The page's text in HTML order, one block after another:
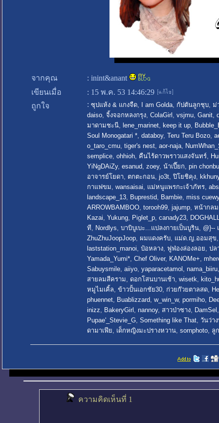
จากคุณ : inint&anant
เขียนเมื่อ
: 15 พ.ค. 53 14:46:29
ถูกใจ
: ซุปแห้ง & แกงจืด, I am Golda, กัปตันลูกชุบ, ม่
daiso, จิ้งจอกหลงกรุง, ColaGirl , vsjmu, Ganit,
มาดามชะนี, lene_marinet, keep it up,
Soul Monogatari *, databoy, Teru Teru Bozo,
o_taro_cmu, tiger's nest, aor-naja,
semplice, ohhioh, คืนไร้ดาวพราวแสงจันทร์,
YiNgDAiZy, esanud, zoey, น้าเปี๊ยก, pin
อาจารย์โยดา, ตกตะกอน, jo3t, ปิโยชิคุง,
กาแฟขม, wansaisai, แม่หนูแพรกะเจ้าภัทร,
landscape_13, Buprestid, Bambie, miss cuewy
ARROWBAMBOO, torooh99, jajump, หน้ากล
Kazai, Yukung, Piglet_p, canady23,
ที, Nordlys, บาบิบูเบะ...แปลงกายเป็นบูริน, @}--
ZhuZhuJoopJoop, ผมแดงครับ, แม่ด.ญ.ออมสุข
laststation_manoi, ป๋อหลาง, ฟูฟ่องล่องลอย, ปล
Yamada_Yumi*, Chef Oliver, KANOMe+,
Sabuysmile, aiiyo, yaparacetamol , nama_biiru
สายลมสีคราม, ดอกโสนบานเช้า, wisetk,
หมูไมเคิ้ล, ข้าวปั้นเอกชัย30, ก่วยก๊วยตาลสด,
phuennet, Buablizzard, w_win_w, pormiho,
inizz, BakeryGirl , nannoy, สาวป่าซาง, DamSel
Pupae'_Stevie_G, Something like That, วันว่า
ดามาเฟีย, เด็กหญิงมะปรางหวาน, sornphoto, ลู
ความคิดเห็นที่ 1